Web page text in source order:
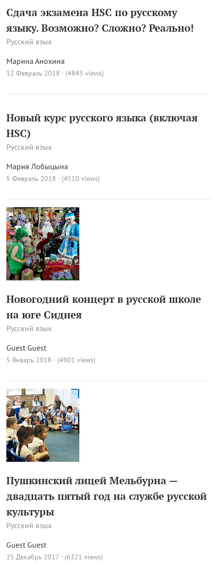
Сдача экзамена HSC по русскому
языку. Возможно? Сложно? Реально!
Русский язык
Марина Анохина
12 Февраль 2018 · (4843 views)
Новый курс русского языка (включая
HSC)
Русский язык
Мария Лобыцына
5 Февраль 2018 · (4510 views)
Новогодний концерт в русской школе
на юге Сиднея
Русский язык
Guest Guest
5 Январь 2018 · (4901 views)
Пушкинский лицей Мельбурна —
двадцать пятый год на службе русской
культуры
Русский язык
Guest Guest
25 Декабрь 2017 · (6321 views)